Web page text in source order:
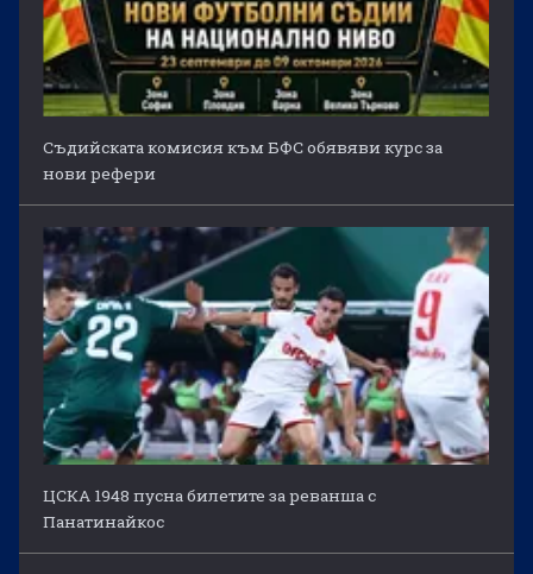
Съдийската комисия към БФС обявяви курс за
нови рефери
ЦСКА 1948 пусна билетите за реванша с
Панатинайкос